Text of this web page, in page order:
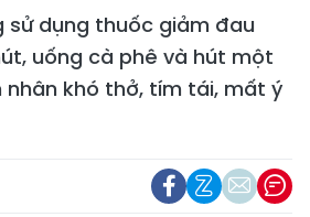
sử dụng thuốc giảm đau
uống cà phê và hút một
nhân khó thở, tím tái, mất ý